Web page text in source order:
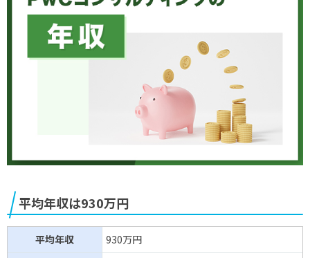
平均年収は930万円
平均年収
930万円